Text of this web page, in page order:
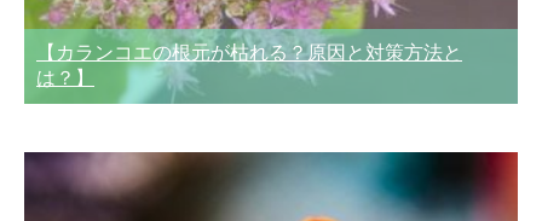
【カランコエの根元が枯れる？原因と対策方法と
は？】